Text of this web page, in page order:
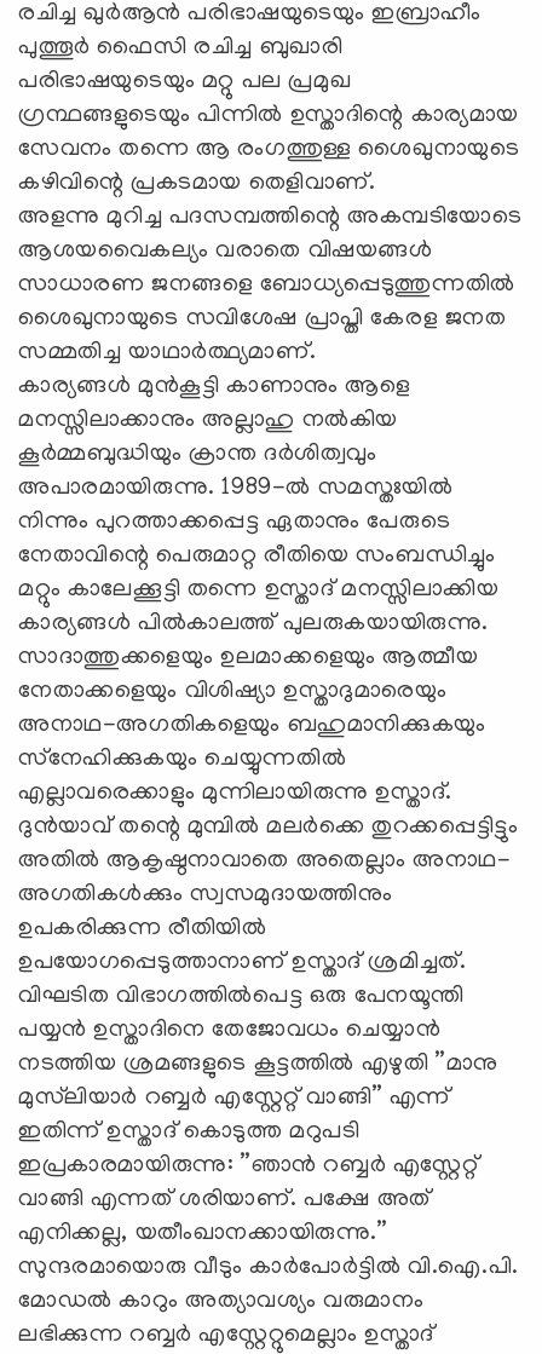
രചിച്ച ഖുര്‍ആന്‍ പരിഭാഷയുടെയും ഇബ്രാഹീം
പുത്തൂര്‍ ഫൈസി രചിച്ച ബുഖാരി
പരിഭാഷയുടെയും മറ്റു പല പ്രമുഖ
ഗ്രന്ഥങ്ങളുടെയും പിന്നില്‍ ഉസ്താദിന്റെ കാര്യമായ
സേവനം തന്നെ ആ രംഗത്തുള്ള ശൈഖുനായുടെ
കഴിവിന്റെ പ്രകടമായ തെളിവാണ്.
അളന്നു മുറിച്ച പദസമ്പത്തിന്റെ അകമ്പടിയോടെ
ആശയവൈകല്യം വരാതെ വിഷയങ്ങള്‍
സാധാരണ ജനങ്ങളെ ബോധ്യപ്പെടുത്തുന്നതില്‍
ശൈഖുനായുടെ സവിശേഷ പ്രാപ്തി കേരള ജനത
സമ്മതിച്ച യാഥാര്‍ത്ഥ്യമാണ്.
കാര്യങ്ങള്‍ മുന്‍കൂട്ടി കാണാനും ആളെ
മനസ്സിലാക്കാനും അല്ലാഹു നല്‍കിയ
കൂര്‍മ്മബുദ്ധിയും ക്രാന്ത ദര്‍ശിത്വവും
അപാരമായിരുന്നു. 1989-ല്‍ സമസ്തഃയില്‍
നിന്നും പുറത്താക്കപ്പെട്ട ഏതാനും പേരുടെ
നേതാവിന്റെ പെരുമാറ്റ രീതിയെ സംബന്ധിച്ചും
മറ്റും കാലേക്കൂട്ടി തന്നെ ഉസ്താദ് മനസ്സിലാക്കിയ
കാര്യങ്ങള്‍ പില്‍കാലത്ത് പുലരുകയായിരുന്നു.
സാദാത്തുക്കളെയും ഉലമാക്കളെയും ആത്മീയ
നേതാക്കളെയും വിശിഷ്യാ ഉസ്താദുമാരെയും
അനാഥ-അഗതികളെയും ബഹുമാനിക്കുകയും
സ്‌നേഹിക്കുകയും ചെയ്യുന്നതില്‍
എല്ലാവരെക്കാളും മുന്നിലായിരുന്നു ഉസ്താദ്.
ദുന്‍യാവ് തന്റെ മുമ്പില്‍ മലര്‍ക്കെ തുറക്കപ്പെട്ടിട്ടും
അതില്‍ ആകൃഷ്ഠനാവാതെ അതെല്ലാം അനാഥ-
അഗതികള്‍ക്കും സ്വസമുദായത്തിനും
ഉപകരിക്കുന്ന രീതിയില്‍
ഉപയോഗപ്പെടുത്താനാണ് ഉസ്താദ് ശ്രമിച്ചത്.
വിഘടിത വിഭാഗത്തില്‍പെട്ട ഒരു പേനയൂന്തി
പയ്യന്‍ ഉസ്താദിനെ തേജോവധം ചെയ്യാന്‍
നടത്തിയ ശ്രമങ്ങളുടെ കൂട്ടത്തില്‍ എഴുതി ”മാനു
മുസ്‌ലിയാര്‍ റബ്ബര്‍ എസ്റ്റേറ്റ് വാങ്ങി” എന്ന്
ഇതിന്ന് ഉസ്താദ് കൊടുത്ത മറുപടി
ഇപ്രകാരമായിരുന്നു: ”ഞാന്‍ റബ്ബര്‍ എസ്റ്റേറ്റ്
വാങ്ങി എന്നത് ശരിയാണ്. പക്ഷേ അത്
എനിക്കല്ല, യതീംഖാനക്കായിരുന്നു.”
സുന്ദരമായൊരു വീടും കാര്‍പോര്‍ട്ടില്‍ വി.ഐ.പി.
മോഡല്‍ കാറും അത്യാവശ്യം വരുമാനം
ലഭിക്കുന്ന റബ്ബര്‍ എസ്റ്റേറ്റുമെല്ലാം ഉസ്താദ്